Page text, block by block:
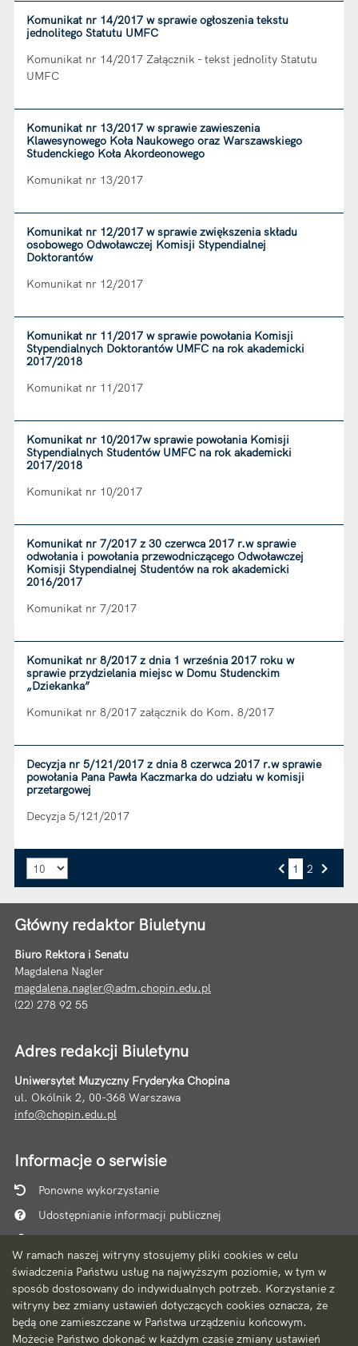
W ramach naszej witryny stosujemy pliki cookies w celu
świadczenia Państwu usług na najwyższym poziomie, w tym w
sposób dostosowany do indywidualnych potrzeb. Korzystanie z
witryny bez zmiany ustawień dotyczących cookies oznacza, że
będą one zamieszczane w Państwa urządzeniu końcowym.
Możecie Państwo dokonać w każdym czasie zmiany ustawień
Komunikat nr 14/2017 w sprawie ogłoszenia tekstu
jednolitego Statutu UMFC
Komunikat nr 14/2017 Załącznik - tekst jednolity Statutu
UMFC
Komunikat nr 13/2017 w sprawie zawieszenia
Klawesynowego Koła Naukowego oraz Warszawskiego
Studenckiego Koła Akordeonowego
Komunikat nr 13/2017
Komunikat nr 12/2017 w sprawie zwiększenia składu
osobowego Odwoławczej Komisji Stypendialnej
Doktorantów
Komunikat nr 12/2017
Komunikat nr 11/2017 w sprawie powołania Komisji
Stypendialnych Doktorantów UMFC na rok akademicki
2017/2018
Komunikat nr 11/2017
Komunikat nr 10/2017w sprawie powołania Komisji
Stypendialnych Studentów UMFC na rok akademicki
2017/2018
Komunikat nr 10/2017
Komunikat nr 7/2017 z 30 czerwca 2017 r.w sprawie
odwołania i powołania przewodniczącego Odwoławczej
Komisji Stypendialnej Studentów na rok akademicki
2016/2017
Komunikat nr 7/2017
Komunikat nr 8/2017 z dnia 1 września 2017 roku w
sprawie przydzielania miejsc w Domu Studenckim
„Dziekanka”
Komunikat nr 8/2017 załącznik do Kom. 8/2017
Decyzja nr 5/121/2017 z dnia 8 czerwca 2017 r.w sprawie
powołania Pana Pawła Kaczmarka do udziału w komisji
przetargowej
Decyzja 5/121/2017
1 2
Główny redaktor Biuletynu
Biuro Rektora i Senatu
Magdalena Nagler
magdalena.nagler@adm.chopin.edu.pl
(22) 278 92 55
Adres redakcji Biuletynu
Uniwersytet Muzyczny Fryderyka Chopina
ul. Okólnik 2, 00-368 Warszawa
info@chopin.edu.pl
Informacje o serwisie
Ponowne wykorzystanie
Udostępnianie informacji publicznej
Mapa serwisu
Instrukcja obsługi
Statystyki oglądalności
Ostatnio dodane
Ostatnia aktualizacja BIP: 06.08.2026 10:10